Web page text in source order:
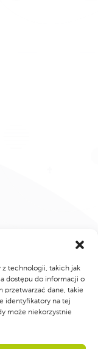
z technologii, takich jak
dostępu do informacji o
przetwarzać dane, takie
identyfikatory na tej
może niekorzystnie